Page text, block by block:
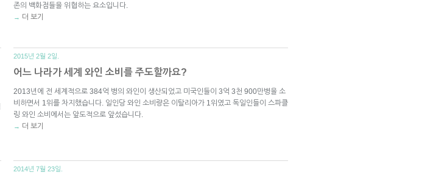
존의 백화점들을 위협하는 요소입니다.
→ 더 보기
2015년 2월 2일.
어느 나라가 세계 와인 소비를 주도할까요?
2013년에 전 세계적으로 384억 병의 와인이 생산되었고 미국인들이 3억 3천 900만병을 소
비하면서 1위를 차지했습니다. 일인당 와인 소비량은 이탈리아가 1위였고 독일인들이 스파클
링 와인 소비에서는 앞도적으로 앞섰습니다.
→ 더 보기
2014년 7월 23일.